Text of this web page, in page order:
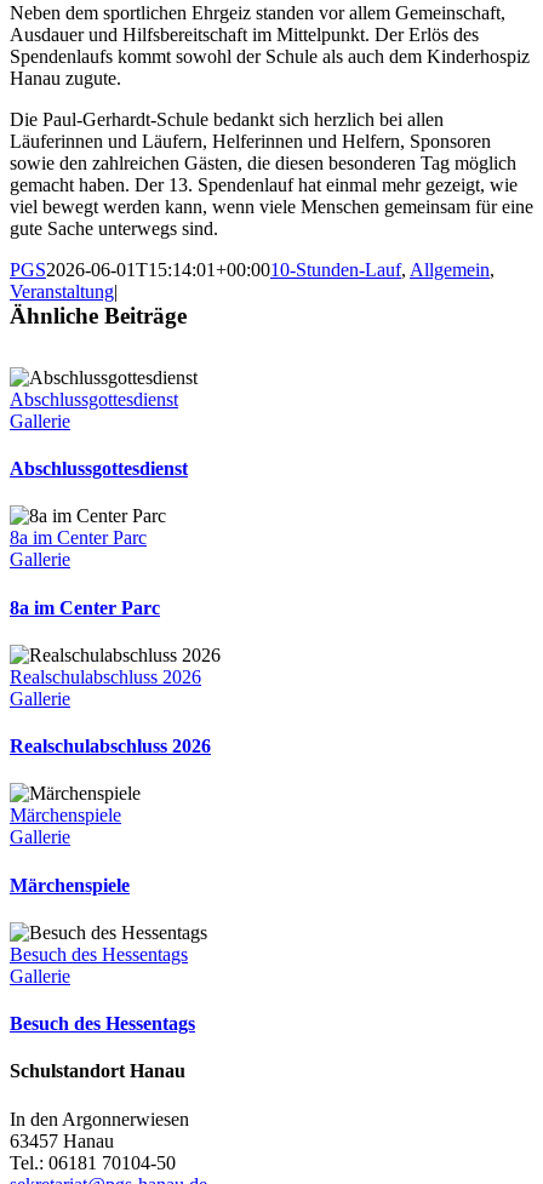
Neben dem sportlichen Ehrgeiz standen vor allem Gemeinschaft,
Ausdauer und Hilfsbereitschaft im Mittelpunkt. Der Erlös des
Spendenlaufs kommt sowohl der Schule als auch dem Kinderhospiz
Hanau zugute.
Die Paul-Gerhardt-Schule bedankt sich herzlich bei allen
Läuferinnen und Läufern, Helferinnen und Helfern, Sponsoren
sowie den zahlreichen Gästen, die diesen besonderen Tag möglich
gemacht haben. Der 13. Spendenlauf hat einmal mehr gezeigt, wie
viel bewegt werden kann, wenn viele Menschen gemeinsam für eine
gute Sache unterwegs sind.
PGS2026-06-01T15:14:01+00:0010-Stunden-Lauf, Allgemein,
Veranstaltung|
Ähnliche Beiträge
Abschlussgottesdienst
Gallerie
Abschlussgottesdienst
8a im Center Parc
Gallerie
8a im Center Parc
Realschulabschluss 2026
Gallerie
Realschulabschluss 2026
Märchenspiele
Gallerie
Märchenspiele
Besuch des Hessentags
Gallerie
Besuch des Hessentags
Schulstandort Hanau
In den Argonnerwiesen
63457 Hanau
Tel.: 06181 70104-50